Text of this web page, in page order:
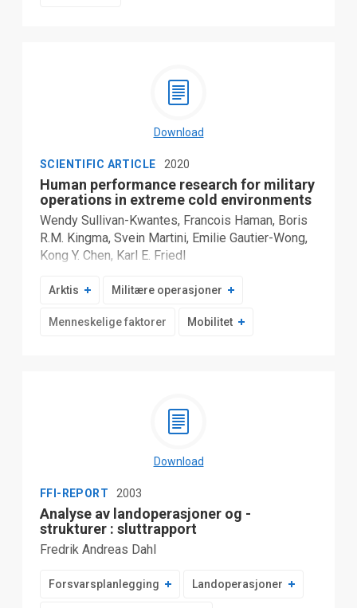
Download
SCIENTIFIC ARTICLE 2020
Human performance research for military
operations in extreme cold environments
Wendy Sullivan-Kwantes, Francois Haman, Boris
R.M. Kingma, Svein Martini, Emilie Gautier-Wong,
Kong Y. Chen, Karl E. Friedl
Arktis Militære operasjoner
Menneskelige faktorer Mobilitet
Download
FFI-REPORT 2003
Analyse av landoperasjoner og -
strukturer : sluttrapport
Fredrik Andreas Dahl
Forsvarsplanlegging Landoperasjoner